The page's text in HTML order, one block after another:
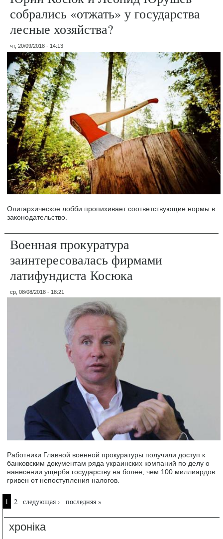
собрались «отжать» у государства
лесные хозяйства?
чт, 20/09/2018 - 14:13
Олигархическое лобби пропихивает соответствующие нормы в
законодательство.
Военная прокуратура
заинтересовалась фирмами
латифундиста Косюка
ср, 08/08/2018 - 18:21
Работники Главной военной прокуратуры получили доступ к
банковским документам ряда украинских компаний по делу о
нанесении ущерба государству на более, чем 100 миллиардов
гривен от непоступления налогов.
Страницы
1 2 следующая › последняя »
хроніка